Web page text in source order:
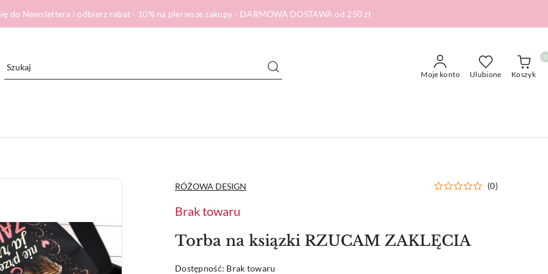
do Newslettera i odbierz rabat - 10% na pierwsze zakupy - DARMOWA DOSTAWA od 250 zł
Moje konto Ulubione Koszyk
0
NAZWA
PRODUCENTA:
RÓŻOWA DESIGN (0)
Brak towaru
Torba na ksiązki RZUCAM ZAKLĘCIA
Dostępność: Brak towaru